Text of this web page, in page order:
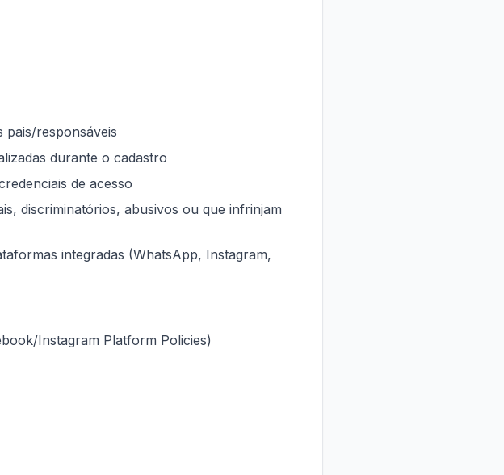
pais/responsáveis
durante o cadastro
de acesso
discriminatórios, abusivos ou que infrinjam
integradas (WhatsApp, Instagram,
Instagram Platform Policies)